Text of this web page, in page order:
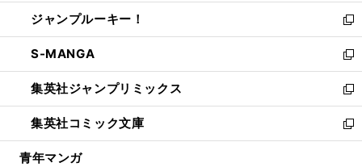
く
で
開
く
ン
ド
ウ
で
開
く
ウ
ィ
ン
ド
ウ
で
開
く
し
い
ウ
ィ
ン
ド
ウ
で
開
ジャンプルーキー！
新
し
い
ウ
ィ
ン
ド
ウ
S-MANGA
新
し
い
ウ
ィ
ン
集英社ジャンプリミックス
新
し
い
ウ
集英社コミック文庫
新
し
青年マンガ